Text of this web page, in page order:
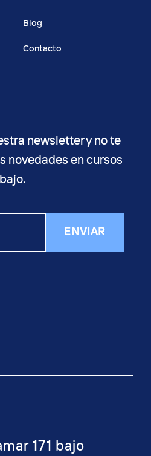
Blog
Contacto
newsletter y no te
novedades en cursos
ENVIAR
171 bajo